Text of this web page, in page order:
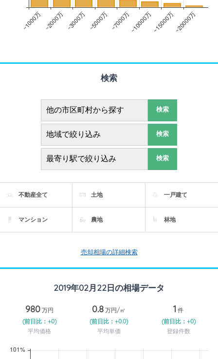
検索
検索
検索
検索
不動産全て 土地 一戸建て
マンション 農地 林地
売却相場の詳細検索
2019年02月22日の相場データ
980 万円
(前日比：+0)
平均価格
0.8 万円/㎡
(前日比：+0.0)
平均単価
1 件
(前日比：+0)
登録件数